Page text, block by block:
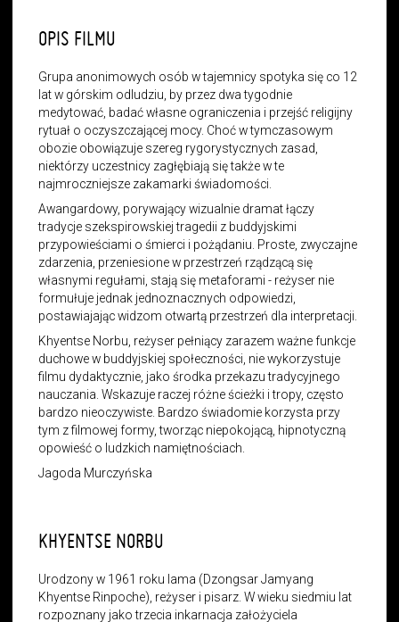
OPIS FILMU
Grupa anonimowych osób w tajemnicy spotyka się co 12
lat w górskim odludziu, by przez dwa tygodnie
medytować, badać własne ograniczenia i przejść religijny
rytuał o oczyszczającej mocy. Choć w tymczasowym
obozie obowiązuje szereg rygorystycznych zasad,
niektórzy uczestnicy zagłębiają się także w te
najmroczniejsze zakamarki świadomości.
Awangardowy, porywający wizualnie dramat łączy
tradycje szekspirowskiej tragedii z buddyjskimi
przypowieściami o śmierci i pożądaniu. Proste, zwyczajne
zdarzenia, przeniesione w przestrzeń rządzącą się
własnymi regułami, stają się metaforami - reżyser nie
formułuje jednak jednoznacznych odpowiedzi,
postawiajając widzom otwartą przestrzeń dla interpretacji.
Khyentse Norbu, reżyser pełniący zarazem ważne funkcje
duchowe w buddyjskiej społeczności, nie wykorzystuje
filmu dydaktycznie, jako środka przekazu tradycyjnego
nauczania. Wskazuje raczej różne ścieżki i tropy, często
bardzo nieoczywiste. Bardzo świadomie korzysta przy
tym z filmowej formy, tworząc niepokojącą, hipnotyczną
opowieść o ludzkich namiętnościach.
Jagoda Murczyńska
KHYENTSE NORBU
Urodzony w 1961 roku lama (Dzongsar Jamyang
Khyentse Rinpoche), reżyser i pisarz. W wieku siedmiu lat
rozpoznany jako trzecia inkarnacja założyciela